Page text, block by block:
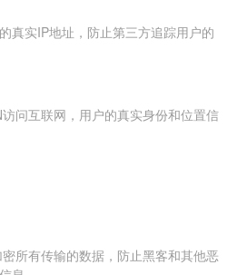
真实IP地址，防止第三方追踪用户的
问互联网，用户的真实身份和位置信
所有传输的数据，防止黑客和其他恶